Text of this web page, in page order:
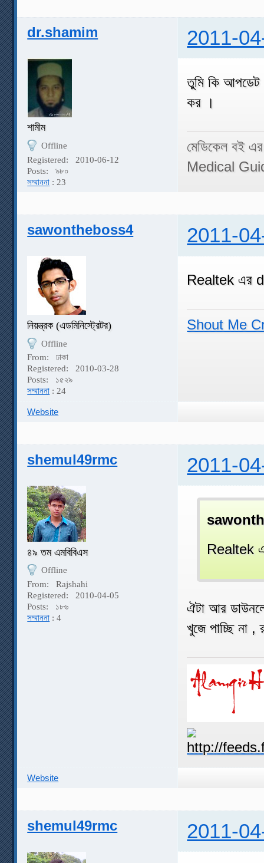
dr.shamim 2011-
শামীম
Offline
Registered:
2010-06-12
Posts:
৯৮০
সম্মাননা : 23
তুমি কি আপডেট
কর ।
মেডিকেল বই
Medical
sawontheboss4 2011-
নিয়ন্ত্রক (এডমিনিস্ট্রেটর)
Offline
From:
ঢাকা
Registered:
2010-03-28
Posts:
১৫২৯
সম্মাননা : 24
Realtek এর
Shout Me
Website
shemul49rmc 2011-
৪৯ তম এমবিবিএস
Offline
From:
Rajshahi
Registered:
2010-04-05
Posts:
১৮৬
সম্মাননা : 4
Realtek
ঐটা আর
খুজে পাচ্ছি
Website
shemul49rmc 2011-